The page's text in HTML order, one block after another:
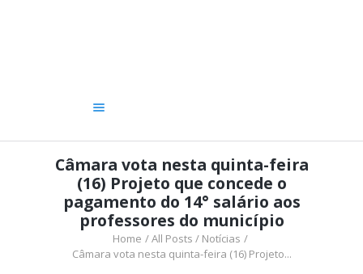
Câmara vota nesta quinta-feira
(16) Projeto que concede o
pagamento do 14° salário aos
professores do município
Home All Posts
Notícias
Câmara vota nesta quinta-feira (16) Projeto...
OUVIDORIA